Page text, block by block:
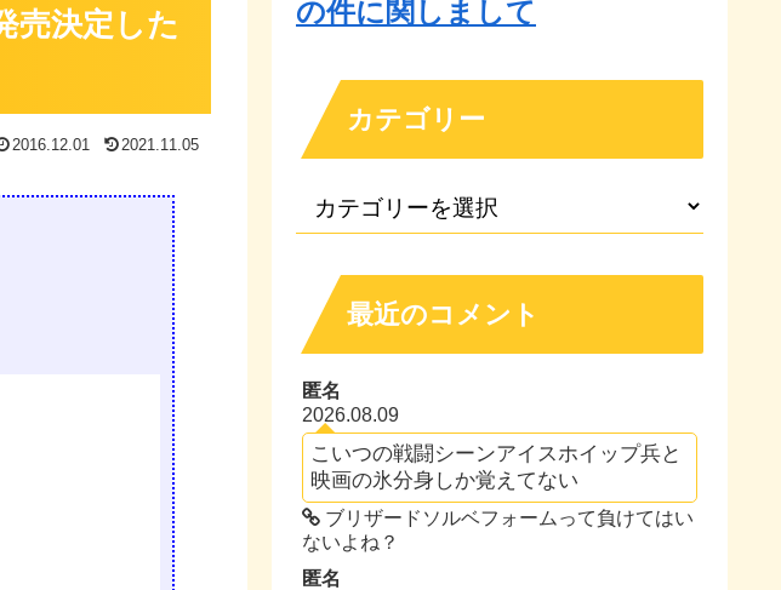
売決定した
2016.12.01 2021.11.05
の件に関しまして
カテゴリー
最近のコメント
匿名
2026.08.09
こいつの戦闘シーンアイスホイップ兵と
映画の氷分身しか覚えてない
ブリザードソルベフォームって負けてはい
ないよね？
匿名